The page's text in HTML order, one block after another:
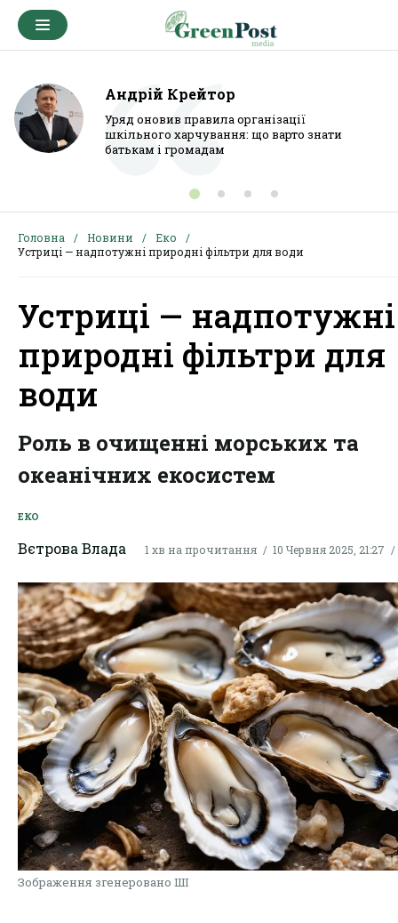
Андрій Крейтор
Уряд оновив правила організації
шкільного харчування: що варто знати
батькам і громадам
Головна Новини
Еко
Устриці — надпотужні природні фільтри для води
Устриці — надпотужні
природні фільтри для
води
Роль в очищенні морських та
океанічних екосистем
ЕКО
Вєтрова Влада 1 хв на прочитання 10 Червня 2025, 21:27
Зображення згенеровано ШІ